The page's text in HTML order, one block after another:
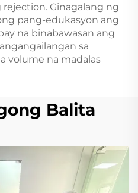
Ginagalang ng
pang-edukasyon ang
na binabawasan ang
sa
volume na madalas
Balita